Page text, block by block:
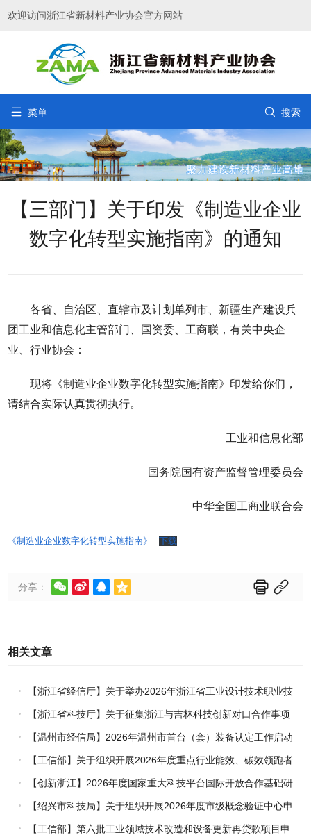
欢迎访问浙江省新材料产业协会官方网站
 菜单  搜索
【三部门】关于印发《制造业企业
数字化转型实施指南》的通知
各省、自治区、直辖市及计划单列市、新疆生产建设兵
团工业和信息化主管部门、国资委、工商联，有关中央企
业、行业协会：
现将《制造业企业数字化转型实施指南》印发给你们，
请结合实际认真贯彻执行。
工业和信息化部
国务院国有资产监督管理委员会
中华全国工商业联合会
《制造业企业数字化转型实施指南》 下载
分享：      
相关文章
【浙江省经信厅】关于举办2026年浙江省工业设计技术职业技
能竞赛的通知
【浙江省科技厅】关于征集浙江与吉林科技创新对口合作事项
的通知【温州市经信局】2026年温州市首台（套）装备认定工作启动
【工信部】关于组织开展2026年度重点行业能效、碳效领跑者
企业推荐工作的通知
【创新浙江】2026年度国家重大科技平台国际开放合作基础研
究专项（试点）项目指南
【绍兴市科技局】关于组织开展2026年度市级概念验证中心申
报工作的通知
【工信部】第六批工业领域技术改造和设备更新再贷款项目申